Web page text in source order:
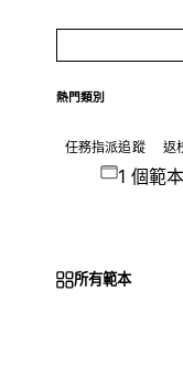
熱門類別
任務指派追蹤 返
1 個範本
所有範本